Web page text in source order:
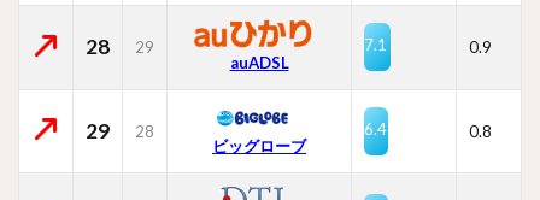
28
29
auADSL
7.1 0.9
29 28
ビッグローブ
6.4 0.8